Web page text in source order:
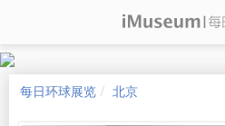
每日环球展览 北京